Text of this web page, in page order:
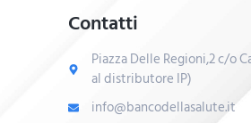
Contatti
Piazza Delle Regioni,2 c/o
al distributore IP)
info@bancodellasalute.it